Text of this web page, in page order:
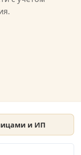
допуск
на сайте.
и ИП